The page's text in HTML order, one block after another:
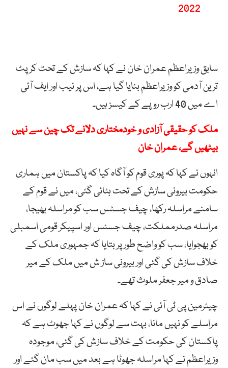
2022
سابق وزیراعظم عمران خان نے کہا کہ سازش کے تحت کرپٹ
ترین آدمی کو وزیراعظم بنایا گیا ہے، اس پر نیب اور ایف آئی
اے میں 40 ارب روپے کے کیسز ہیں۔
ملک کو حقیقی آزادی و خودمختاری دلانے تک چین سے نہیں
بیٹھیں گے، عمران خان
انہوں نے کہا کہ پوری قوم کو آگاہ کیا کہ پاکستان میں ہماری
حکومت بیرونی سازش کے تحت ہٹائی گئی، میں نے قوم کے
سامنے مراسلہ رکھا، چیف جسٹس سب کو مراسلہ بھیجا،
مراسلہ صدرمملکت، چیف جسٹس اور اسپیکر قومی اسمبلی
کو بھجوایا، سب کو واضح طور پر بتایا کہ جمہوری ملک کے
خلاف سازش کی گئی اور بیرونی ساز ش میں ملک کے میر
صادق و میر جعفر ملوث تھے۔
چیئرمین پی ٹی آئی نے کہا کہ عمران خان پہلے لوگوں نے اس
مراسلے کو نہیں مانا، بہت سے لوگوں نے کہا جھوٹ ہے کہ
پاکستان کی حکومت کے خلاف سازش کی گئی، موجودہ
وزیراعظم نے کہا مراسلہ جھوٹا ہے بعد میں سب مان گئے اور